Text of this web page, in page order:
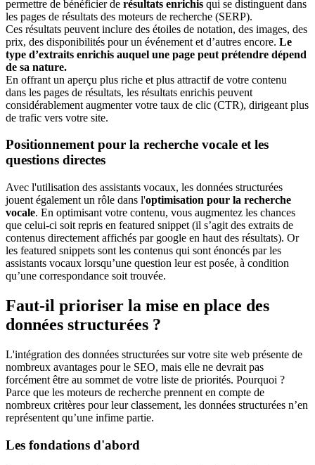
permettre de bénéficier de résultats enrichis qui se distinguent dans
les pages de résultats des moteurs de recherche (SERP).
Ces résultats peuvent inclure des étoiles de notation, des images, des
prix, des disponibilités pour un événement et d’autres encore. Le
type d’extraits enrichis auquel une page peut prétendre dépend
de sa nature.
En offrant un aperçu plus riche et plus attractif de votre contenu
dans les pages de résultats, les résultats enrichis peuvent
considérablement augmenter votre taux de clic (CTR), dirigeant plus
de trafic vers votre site.
Positionnement pour la recherche vocale et les
questions directes
Avec l'utilisation des assistants vocaux, les données structurées
jouent également un rôle dans l'optimisation pour la recherche
vocale. En optimisant votre contenu, vous augmentez les chances
que celui-ci soit repris en featured snippet (il s’agit des extraits de
contenus directement affichés par google en haut des résultats). Or
les featured snippets sont les contenus qui sont énoncés par les
assistants vocaux lorsqu’une question leur est posée, à condition
qu’une correspondance soit trouvée.
Faut-il prioriser la mise en place des
données structurées ?
L'intégration des données structurées sur votre site web présente de
nombreux avantages pour le SEO, mais elle ne devrait pas
forcément être au sommet de votre liste de priorités. Pourquoi ?
Parce que les moteurs de recherche prennent en compte de
nombreux critères pour leur classement, les données structurées n’en
représentent qu’une infime partie.
Les fondations d'abord